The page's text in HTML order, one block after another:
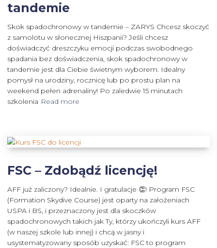
tandemie
Skok spadochronowy w tandemie – ZARYS Chcesz skoczyć
z samolotu w słonecznej Hiszpanii? Jeśli chcesz
doświadczyć dreszczyku emocji podczas swobodnego
spadania bez doświadczenia, skok spadochronowy w
tandemie jest dla Ciebie świetnym wyborem. Idealny
pomysł na urodziny, rocznicę lub po prostu plan na
weekend pełen adrenaliny! Po zaledwie 15 minutach
szkolenia Read more
FSC – Zdobądź licencję!
AFF już zaliczony? Idealnie. I gratulacje 👏! Program FSC
(Formation Skydive Course) jest oparty na założeniach
USPA i BS, i przeznaczony jest dla skoczków
spadochronowych takich jak Ty, którzy ukończyli kurs AFF
(w naszej szkole lub innej) i chcą w jasny i
usystematyzowany sposób uzyskać: FSC to program